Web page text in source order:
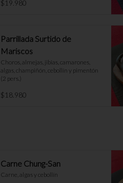
$19.980
Parrillada Surtido de
Mariscos
Choros, almejas, jibias, camarones,
algas, champiñón, cebollín y pimentón
(2 pers.)
$18.980
Carne Chung-San
Carne, algas y cebollín